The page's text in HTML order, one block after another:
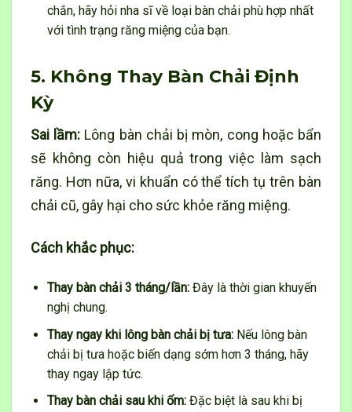
chắn, hãy hỏi nha sĩ về loại bàn chải phù hợp nhất
với tình trạng răng miệng của bạn.
5. Không Thay Bàn Chải Định
Kỳ
Sai lầm: Lông bàn chải bị mòn, cong hoặc bẩn
sẽ không còn hiệu quả trong việc làm sạch
răng. Hơn nữa, vi khuẩn có thể tích tụ trên bàn
chải cũ, gây hại cho sức khỏe răng miệng.
Cách khắc phục:
Thay bàn chải 3 tháng/lần:Đây là thời gian khuyến
nghị chung.
Thay ngay khi lông bàn chải bị tưa:Nếu lông bàn
chải bị tưa hoặc biến dạng sớm hơn 3 tháng, hãy
thay ngay lập tức.
Thay bàn chải sau khi ốm:Đặc biệt là sau khi bị